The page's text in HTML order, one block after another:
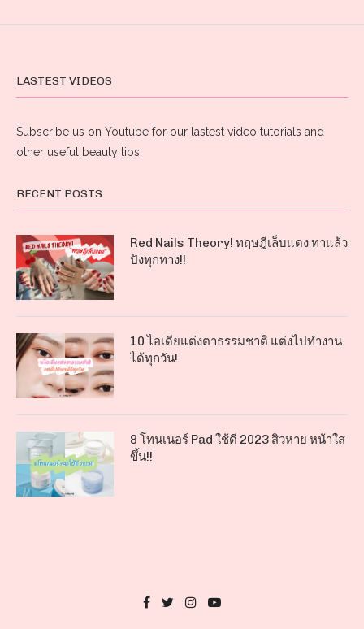
LASTEST VIDEOS
Subscribe us on Youtube for our lastest video tutorials and
other useful beauty tips.
RECENT POSTS
Red Nails Theory! ทฤษฎีเล็บแดง ทาแล้ว
ปังทุกทาง!!
10 ไอเดียแต่งตาธรรมชาติ แต่งไปทำงาน
ได้ทุกวัน!
8 โทนเนอร์ Pad ใช้ดี 2023 สิวหาย หน้าใส
ขึ้น!!